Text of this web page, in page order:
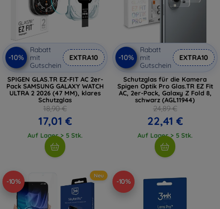
-10%
Rabatt
mit
Gutschein
EXTRA10
SPIGEN GLAS.TR EZ-FIT AC 2er-
Pack SAMSUNG GALAXY WATCH
ULTRA 2 2026 (47 MM), klares
Schutzglas
18,90 €
17,01 €
Auf Lager > 5 Stk.
-10%
Rabatt
mit
Gutschein
EXTRA10
Schutzglas für die Kamera
Spigen Optik Pro Glas.TR EZ Fit
AC, 2er-Pack, Galaxy Z Fold 8,
schwarz (AGL11944)
24,89 €
22,41 €
Auf Lager > 5 Stk.
-10%
Neu
-10%